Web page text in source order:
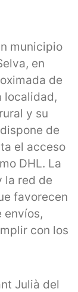
municipio
en
de
localidad,
y su
de
el acceso
DHL. La
la red de
favorecen
envíos,
con los
Julià del